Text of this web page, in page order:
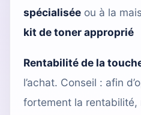
spécialisée ou à la
kit de toner approprié
Rentabilité de la
l’achat. Conseil : afin
fortement la rentabilité,